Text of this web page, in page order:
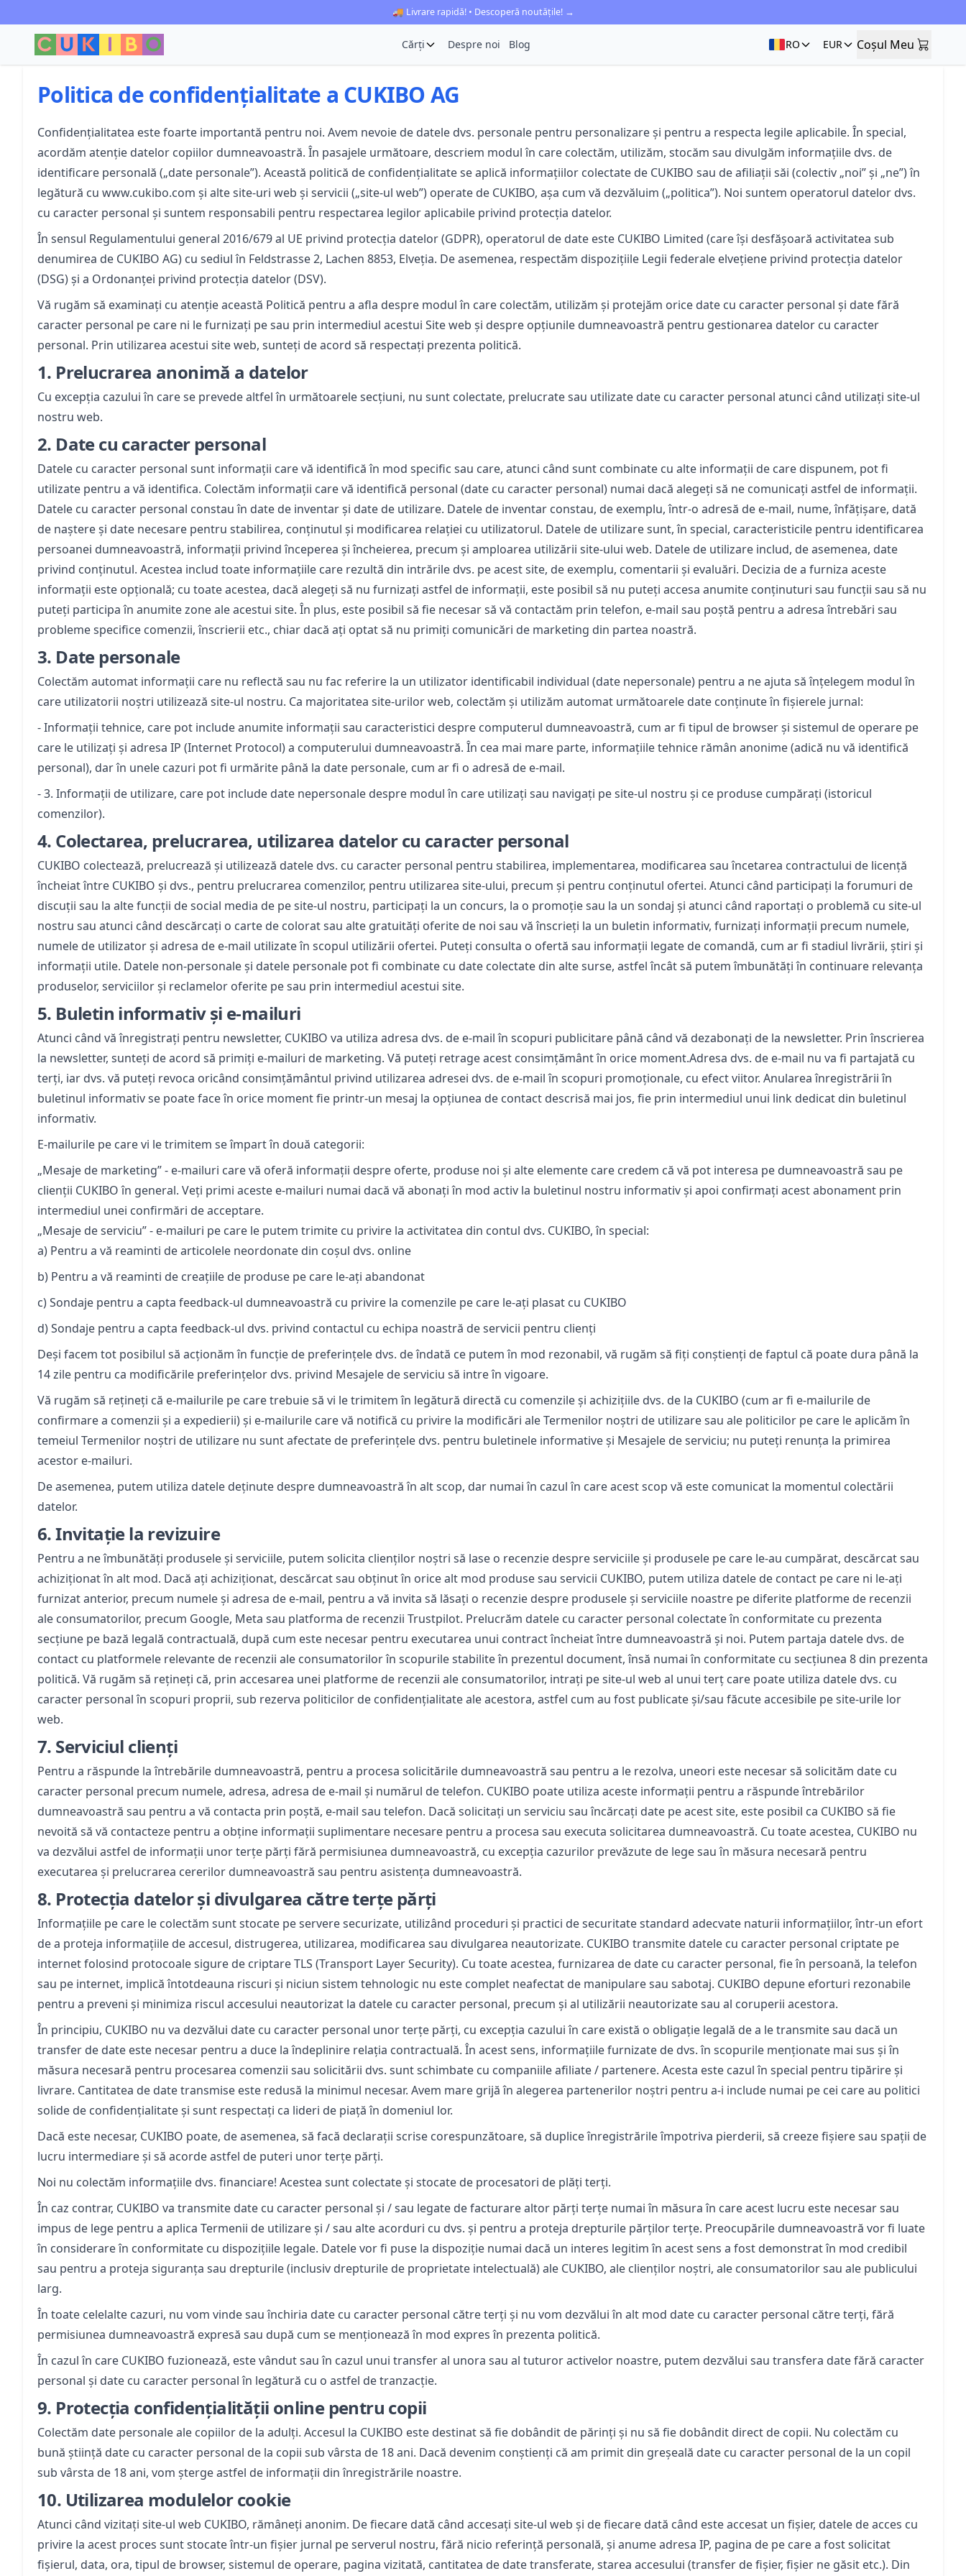
🚚 Livrare rapidă! • Descoperă noutățile! →
Cărți Despre noi Blog RO EUR Coșul Meu
Coșul Meu
Politica de confidențialitate a CUKIBO AG
Confidențialitatea este foarte importantă pentru noi. Avem nevoie de datele dvs. personale pentru personalizare și pentru a respecta legile aplicabile. În special,
acordăm atenție datelor copiilor dumneavoastră. În pasajele următoare, descriem modul în care colectăm, utilizăm, stocăm sau divulgăm informațiile dvs. de
identificare personală („date personale”). Această politică de confidențialitate se aplică informațiilor colectate de CUKIBO sau de afiliații săi (colectiv „noi” și „ne”) în
legătură cu www.cukibo.com și alte site-uri web și servicii („site-ul web”) operate de CUKIBO, așa cum vă dezvăluim („politica”). Noi suntem operatorul datelor dvs.
cu caracter personal și suntem responsabili pentru respectarea legilor aplicabile privind protecția datelor.
În sensul Regulamentului general 2016/679 al UE privind protecția datelor (GDPR), operatorul de date este CUKIBO Limited (care își desfășoară activitatea sub
denumirea de CUKIBO AG) cu sediul în Feldstrasse 2, Lachen 8853, Elveția. De asemenea, respectăm dispozițiile Legii federale elvețiene privind protecția datelor
(DSG) și a Ordonanței privind protecția datelor (DSV).
Vă rugăm să examinați cu atenție această Politică pentru a afla despre modul în care colectăm, utilizăm și protejăm orice date cu caracter personal și date fără
caracter personal pe care ni le furnizați pe sau prin intermediul acestui Site web și despre opțiunile dumneavoastră pentru gestionarea datelor cu caracter
personal. Prin utilizarea acestui site web, sunteți de acord să respectați prezenta politică.
1. Prelucrarea anonimă a datelor
Cu excepția cazului în care se prevede altfel în următoarele secțiuni, nu sunt colectate, prelucrate sau utilizate date cu caracter personal atunci când utilizați site-ul
nostru web.
2. Date cu caracter personal
Datele cu caracter personal sunt informații care vă identifică în mod specific sau care, atunci când sunt combinate cu alte informații de care dispunem, pot fi
utilizate pentru a vă identifica. Colectăm informații care vă identifică personal (date cu caracter personal) numai dacă alegeți să ne comunicați astfel de informații.
Datele cu caracter personal constau în date de inventar și date de utilizare. Datele de inventar constau, de exemplu, într-o adresă de e-mail, nume, înfățișare, dată
de naștere și date necesare pentru stabilirea, conținutul și modificarea relației cu utilizatorul. Datele de utilizare sunt, în special, caracteristicile pentru identificarea
persoanei dumneavoastră, informații privind începerea și încheierea, precum și amploarea utilizării site-ului web. Datele de utilizare includ, de asemenea, date
privind conținutul. Acestea includ toate informațiile care rezultă din intrările dvs. pe acest site, de exemplu, comentarii și evaluări. Decizia de a furniza aceste
informații este opțională; cu toate acestea, dacă alegeți să nu furnizați astfel de informații, este posibil să nu puteți accesa anumite conținuturi sau funcții sau să nu
puteți participa în anumite zone ale acestui site. În plus, este posibil să fie necesar să vă contactăm prin telefon, e-mail sau poștă pentru a adresa întrebări sau
probleme specifice comenzii, înscrierii etc., chiar dacă ați optat să nu primiți comunicări de marketing din partea noastră.
3. Date personale
Colectăm automat informații care nu reflectă sau nu fac referire la un utilizator identificabil individual (date nepersonale) pentru a ne ajuta să înțelegem modul în
care utilizatorii noștri utilizează site-ul nostru. Ca majoritatea site-urilor web, colectăm și utilizăm automat următoarele date conținute în fișierele jurnal:
- Informații tehnice, care pot include anumite informații sau caracteristici despre computerul dumneavoastră, cum ar fi tipul de browser și sistemul de operare pe
care le utilizați și adresa IP (Internet Protocol) a computerului dumneavoastră. În cea mai mare parte, informațiile tehnice rămân anonime (adică nu vă identifică
personal), dar în unele cazuri pot fi urmărite până la date personale, cum ar fi o adresă de e-mail.
- 3. Informații de utilizare, care pot include date nepersonale despre modul în care utilizați sau navigați pe site-ul nostru și ce produse cumpărați (istoricul
comenzilor).
4. Colectarea, prelucrarea, utilizarea datelor cu caracter personal
CUKIBO colectează, prelucrează și utilizează datele dvs. cu caracter personal pentru stabilirea, implementarea, modificarea sau încetarea contractului de licență
încheiat între CUKIBO și dvs., pentru prelucrarea comenzilor, pentru utilizarea site-ului, precum și pentru conținutul ofertei. Atunci când participați la forumuri de
discuții sau la alte funcții de social media de pe site-ul nostru, participați la un concurs, la o promoție sau la un sondaj și atunci când raportați o problemă cu site-ul
nostru sau atunci când descărcați o carte de colorat sau alte gratuități oferite de noi sau vă înscrieți la un buletin informativ, furnizați informații precum numele,
numele de utilizator și adresa de e-mail utilizate în scopul utilizării ofertei. Puteți consulta o ofertă sau informații legate de comandă, cum ar fi stadiul livrării, știri și
informații utile. Datele non-personale și datele personale pot fi combinate cu date colectate din alte surse, astfel încât să putem îmbunătăți în continuare relevanța
produselor, serviciilor și reclamelor oferite pe sau prin intermediul acestui site.
5. Buletin informativ și e-mailuri
Atunci când vă înregistrați pentru newsletter, CUKIBO va utiliza adresa dvs. de e-mail în scopuri publicitare până când vă dezabonați de la newsletter. Prin înscrierea
la newsletter, sunteți de acord să primiți e-mailuri de marketing. Vă puteți retrage acest consimțământ în orice moment.Adresa dvs. de e-mail nu va fi partajată cu
terți, iar dvs. vă puteți revoca oricând consimțământul privind utilizarea adresei dvs. de e-mail în scopuri promoționale, cu efect viitor. Anularea înregistrării în
buletinul informativ se poate face în orice moment fie printr-un mesaj la opțiunea de contact descrisă mai jos, fie prin intermediul unui link dedicat din buletinul
informativ.
E-mailurile pe care vi le trimitem se împart în două categorii:
„Mesaje de marketing” - e-mailuri care vă oferă informații despre oferte, produse noi și alte elemente care credem că vă pot interesa pe dumneavoastră sau pe
clienții CUKIBO în general. Veți primi aceste e-mailuri numai dacă vă abonați în mod activ la buletinul nostru informativ și apoi confirmați acest abonament prin
intermediul unei confirmări de acceptare.
„Mesaje de serviciu” - e-mailuri pe care le putem trimite cu privire la activitatea din contul dvs. CUKIBO, în special:
a) Pentru a vă reaminti de articolele neordonate din coșul dvs. online
b) Pentru a vă reaminti de creațiile de produse pe care le-ați abandonat
c) Sondaje pentru a capta feedback-ul dumneavoastră cu privire la comenzile pe care le-ați plasat cu CUKIBO
d) Sondaje pentru a capta feedback-ul dvs. privind contactul cu echipa noastră de servicii pentru clienți
Deși facem tot posibilul să acționăm în funcție de preferințele dvs. de îndată ce putem în mod rezonabil, vă rugăm să fiți conștienți de faptul că poate dura până la
14 zile pentru ca modificările preferințelor dvs. privind Mesajele de serviciu să intre în vigoare.
Vă rugăm să rețineți că e-mailurile pe care trebuie să vi le trimitem în legătură directă cu comenzile și achizițiile dvs. de la CUKIBO (cum ar fi e-mailurile de
confirmare a comenzii și a expedierii) și e-mailurile care vă notifică cu privire la modificări ale Termenilor noștri de utilizare sau ale politicilor pe care le aplicăm în
temeiul Termenilor noștri de utilizare nu sunt afectate de preferințele dvs. pentru buletinele informative și Mesajele de serviciu; nu puteți renunța la primirea
acestor e-mailuri.
De asemenea, putem utiliza datele deținute despre dumneavoastră în alt scop, dar numai în cazul în care acest scop vă este comunicat la momentul colectării
datelor.
6.Invitație la revizuire
Pentru a ne îmbunătăți produsele și serviciile, putem solicita clienților noștri să lase o recenzie despre serviciile și produsele pe care le-au cumpărat, descărcat sau
achiziționat în alt mod. Dacă ați achiziționat, descărcat sau obținut în orice alt mod produse sau servicii CUKIBO, putem utiliza datele de contact pe care ni le-ați
furnizat anterior, precum numele și adresa de e-mail, pentru a vă invita să lăsați o recenzie despre produsele și serviciile noastre pe diferite platforme de recenzii
ale consumatorilor, precum Google, Meta sau platforma de recenzii Trustpilot. Prelucrăm datele cu caracter personal colectate în conformitate cu prezenta
secțiune pe bază legală contractuală, după cum este necesar pentru executarea unui contract încheiat între dumneavoastră și noi. Putem partaja datele dvs. de
contact cu platformele relevante de recenzii ale consumatorilor în scopurile stabilite în prezentul document, însă numai în conformitate cu secțiunea 8 din prezenta
politică. Vă rugăm să rețineți că, prin accesarea unei platforme de recenzii ale consumatorilor, intrați pe site-ul web al unui terț care poate utiliza datele dvs. cu
caracter personal în scopuri proprii, sub rezerva politicilor de confidențialitate ale acestora, astfel cum au fost publicate și/sau făcute accesibile pe site-urile lor
web.
7. Serviciul clienți
Pentru a răspunde la întrebările dumneavoastră, pentru a procesa solicitările dumneavoastră sau pentru a le rezolva, uneori este necesar să solicităm date cu
caracter personal precum numele, adresa, adresa de e-mail și numărul de telefon. CUKIBO poate utiliza aceste informații pentru a răspunde întrebărilor
dumneavoastră sau pentru a vă contacta prin poștă, e-mail sau telefon. Dacă solicitați un serviciu sau încărcați date pe acest site, este posibil ca CUKIBO să fie
nevoită să vă contacteze pentru a obține informații suplimentare necesare pentru a procesa sau executa solicitarea dumneavoastră. Cu toate acestea, CUKIBO nu
va dezvălui astfel de informații unor terțe părți fără permisiunea dumneavoastră, cu excepția cazurilor prevăzute de lege sau în măsura necesară pentru
executarea și prelucrarea cererilor dumneavoastră sau pentru asistența dumneavoastră.
8. Protecția datelor și divulgarea către terțe părți
Informațiile pe care le colectăm sunt stocate pe servere securizate, utilizând proceduri și practici de securitate standard adecvate naturii informațiilor, într-un efort
de a proteja informațiile de accesul, distrugerea, utilizarea, modificarea sau divulgarea neautorizate. CUKIBO transmite datele cu caracter personal criptate pe
internet folosind protocoale sigure de criptare TLS (Transport Layer Security). Cu toate acestea, furnizarea de date cu caracter personal, fie în persoană, la telefon
sau pe internet, implică întotdeauna riscuri și niciun sistem tehnologic nu este complet neafectat de manipulare sau sabotaj. CUKIBO depune eforturi rezonabile
pentru a preveni și minimiza riscul accesului neautorizat la datele cu caracter personal, precum și al utilizării neautorizate sau al coruperii acestora.
În principiu, CUKIBO nu va dezvălui date cu caracter personal unor terțe părți, cu excepția cazului în care există o obligație legală de a le transmite sau dacă un
transfer de date este necesar pentru a duce la îndeplinire relația contractuală. În acest sens, informațiile furnizate de dvs. în scopurile menționate mai sus și în
măsura necesară pentru procesarea comenzii sau solicitării dvs. sunt schimbate cu companiile afiliate / partenere. Acesta este cazul în special pentru tipărire și
livrare. Cantitatea de date transmise este redusă la minimul necesar. Avem mare grijă în alegerea partenerilor noștri pentru a-i include numai pe cei care au politici
solide de confidențialitate și sunt respectați ca lideri de piață în domeniul lor.
Dacă este necesar, CUKIBO poate, de asemenea, să facă declarații scrise corespunzătoare, să duplice înregistrările împotriva pierderii, să creeze fișiere sau spații de
lucru intermediare și să acorde astfel de puteri unor terțe părți.
Noi nu colectăm informațiile dvs. financiare! Acestea sunt colectate și stocate de procesatori de plăți terți.
În caz contrar, CUKIBO va transmite date cu caracter personal și / sau legate de facturare altor părți terțe numai în măsura în care acest lucru este necesar sau
impus de lege pentru a aplica Termenii de utilizare și / sau alte acorduri cu dvs. și pentru a proteja drepturile părților terțe. Preocupările dumneavoastră vor fi luate
în considerare în conformitate cu dispozițiile legale. Datele vor fi puse la dispoziție numai dacă un interes legitim în acest sens a fost demonstrat în mod credibil
sau pentru a proteja siguranța sau drepturile (inclusiv drepturile de proprietate intelectuală) ale CUKIBO, ale clienților noștri, ale consumatorilor sau ale publicului
larg.
În toate celelalte cazuri, nu vom vinde sau închiria date cu caracter personal către terți și nu vom dezvălui în alt mod date cu caracter personal către terți, fără
permisiunea dumneavoastră expresă sau după cum se menționează în mod expres în prezenta politică.
În cazul în care CUKIBO fuzionează, este vândut sau în cazul unui transfer al unora sau al tuturor activelor noastre, putem dezvălui sau transfera date fără caracter
personal și date cu caracter personal în legătură cu o astfel de tranzacție.
9. Protecția confidențialității online pentru copii
Colectăm date personale ale copiilor de la adulți. Accesul la CUKIBO este destinat să fie dobândit de părinți și nu să fie dobândit direct de copii. Nu colectăm cu
bună știință date cu caracter personal de la copii sub vârsta de 18 ani. Dacă devenim conștienți că am primit din greșeală date cu caracter personal de la un copil
sub vârsta de 18 ani, vom șterge astfel de informații din înregistrările noastre.
10. Utilizarea modulelor cookie
Atunci când vizitați site-ul web CUKIBO, rămâneți anonim. De fiecare dată când accesați site-ul web și de fiecare dată când este accesat un fișier, datele de acces cu
privire la acest proces sunt stocate într-un fișier jurnal pe serverul nostru, fără nicio referință personală, și anume adresa IP, pagina de pe care a fost solicitat
fișierul, data, ora, tipul de browser, sistemul de operare, pagina vizitată, cantitatea de date transferate, starea accesului (transfer de fișier, fișier ne găsit etc.). Din